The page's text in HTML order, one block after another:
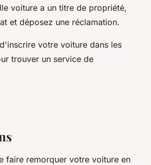
voiture a un titre de propriété,
et déposez une réclamation.
votre voiture dans les
trouver un service de
faire remorquer votre voiture en